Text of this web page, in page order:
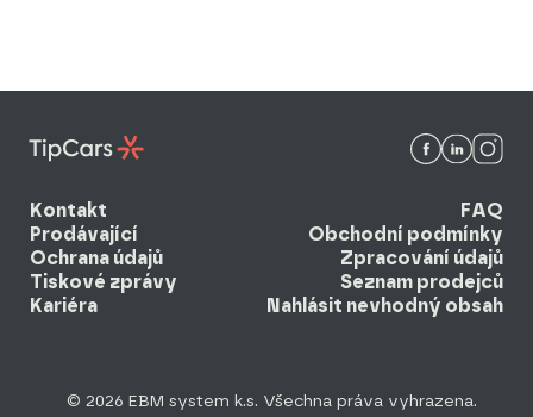
Kontakt
FAQ
Prodávající
Obchodní podmínky
Ochrana údajů
Zpracování údajů
Tiskové zprávy
Seznam prodejců
Kariéra
Nahlásit nevhodný obsah
© 2026 EBM system k.s. Všechna práva vyhrazena.